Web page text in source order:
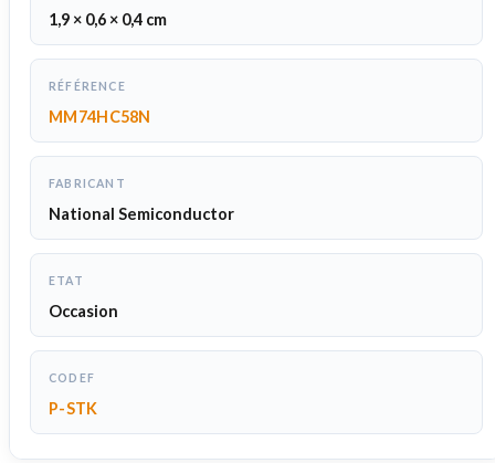
1,9 × 0,6 × 0,4 cm
RÉFÉRENCE
MM74HC58N
FABRICANT
National Semiconductor
ETAT
Occasion
CODEF
P-STK